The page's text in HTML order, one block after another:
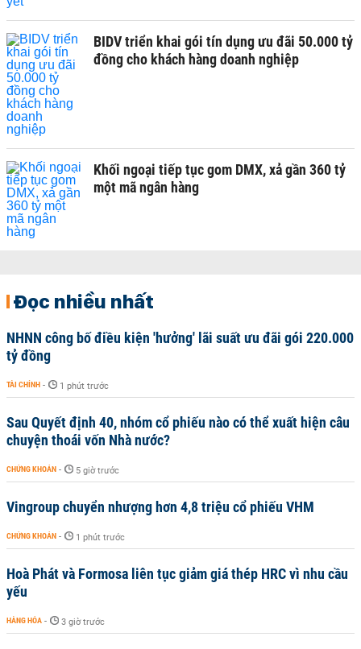
BIDV triển khai gói tín dụng ưu đãi 50.000 tỷ
đồng cho khách hàng doanh nghiệp
Khối ngoại tiếp tục gom DMX, xả gần 360 tỷ
một mã ngân hàng
Đọc nhiều nhất
NHNN công bố điều kiện 'hưởng' lãi suất ưu đãi gói 220.000
tỷ đồng
TÀI CHÍNH - 1 phút trước
Sau Quyết định 40, nhóm cổ phiếu nào có thể xuất hiện câu
chuyện thoái vốn Nhà nước?
CHỨNG KHOÁN - 5 giờ trước
Vingroup chuyển nhượng hơn 4,8 triệu cổ phiếu VHM
CHỨNG KHOÁN - 1 phút trước
Hoà Phát và Formosa liên tục giảm giá thép HRC vì nhu cầu
yếu
HÀNG HÓA - 3 giờ trước